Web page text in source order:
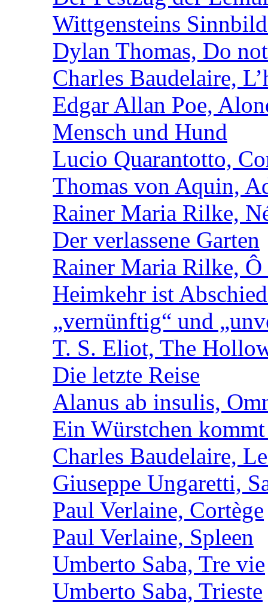
Wittgensteins
Dylan Thomas, Do
Charles Baudelaire,
Edgar Allan Poe,
Mensch und Hund
Lucio Quarantotto,
Thomas von Aquin,
Rainer Maria Rilke,
Der verlassene Garten
Rainer Maria Rilke, Ô
Heimkehr ist
„vernünftig“ und
T. S. Eliot, The
Die letzte Reise
Alanus ab insulis,
Ein Würstchen
Charles Baudelaire,
Giuseppe Ungaretti,
Paul Verlaine, Cortège
Paul Verlaine, Spleen
Umberto Saba, Tre vie
Umberto Saba, Trieste